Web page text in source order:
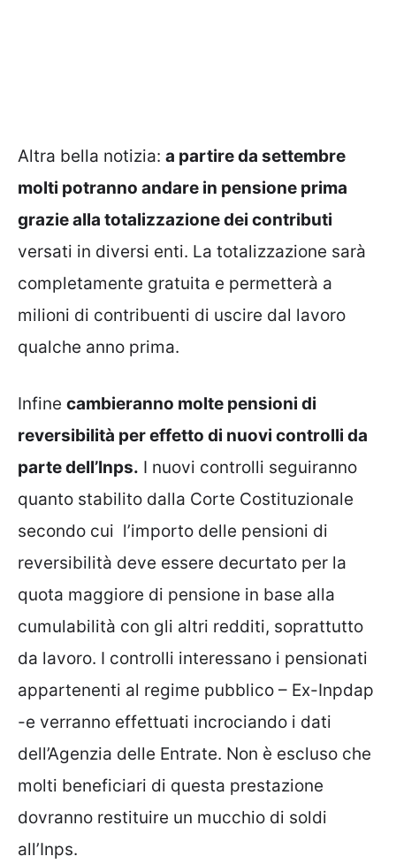
Altra bella notizia: a partire da settembre
molti potranno andare in pensione prima
grazie alla totalizzazione dei contributi
versati in diversi enti. La totalizzazione sarà
completamente gratuita e permetterà a
milioni di contribuenti di uscire dal lavoro
qualche anno prima.
Infine cambieranno molte pensioni di
reversibilità per effetto di nuovi controlli da
parte dell’Inps. I nuovi controlli seguiranno
quanto stabilito dalla Corte Costituzionale
secondo cui l’importo delle pensioni di
reversibilità deve essere decurtato per la
quota maggiore di pensione in base alla
cumulabilità con gli altri redditi, soprattutto
da lavoro. I controlli interessano i pensionati
appartenenti al regime pubblico – Ex-Inpdap
-e verranno effettuati incrociando i dati
dell’Agenzia delle Entrate. Non è escluso che
molti beneficiari di questa prestazione
dovranno restituire un mucchio di soldi
all’Inps.